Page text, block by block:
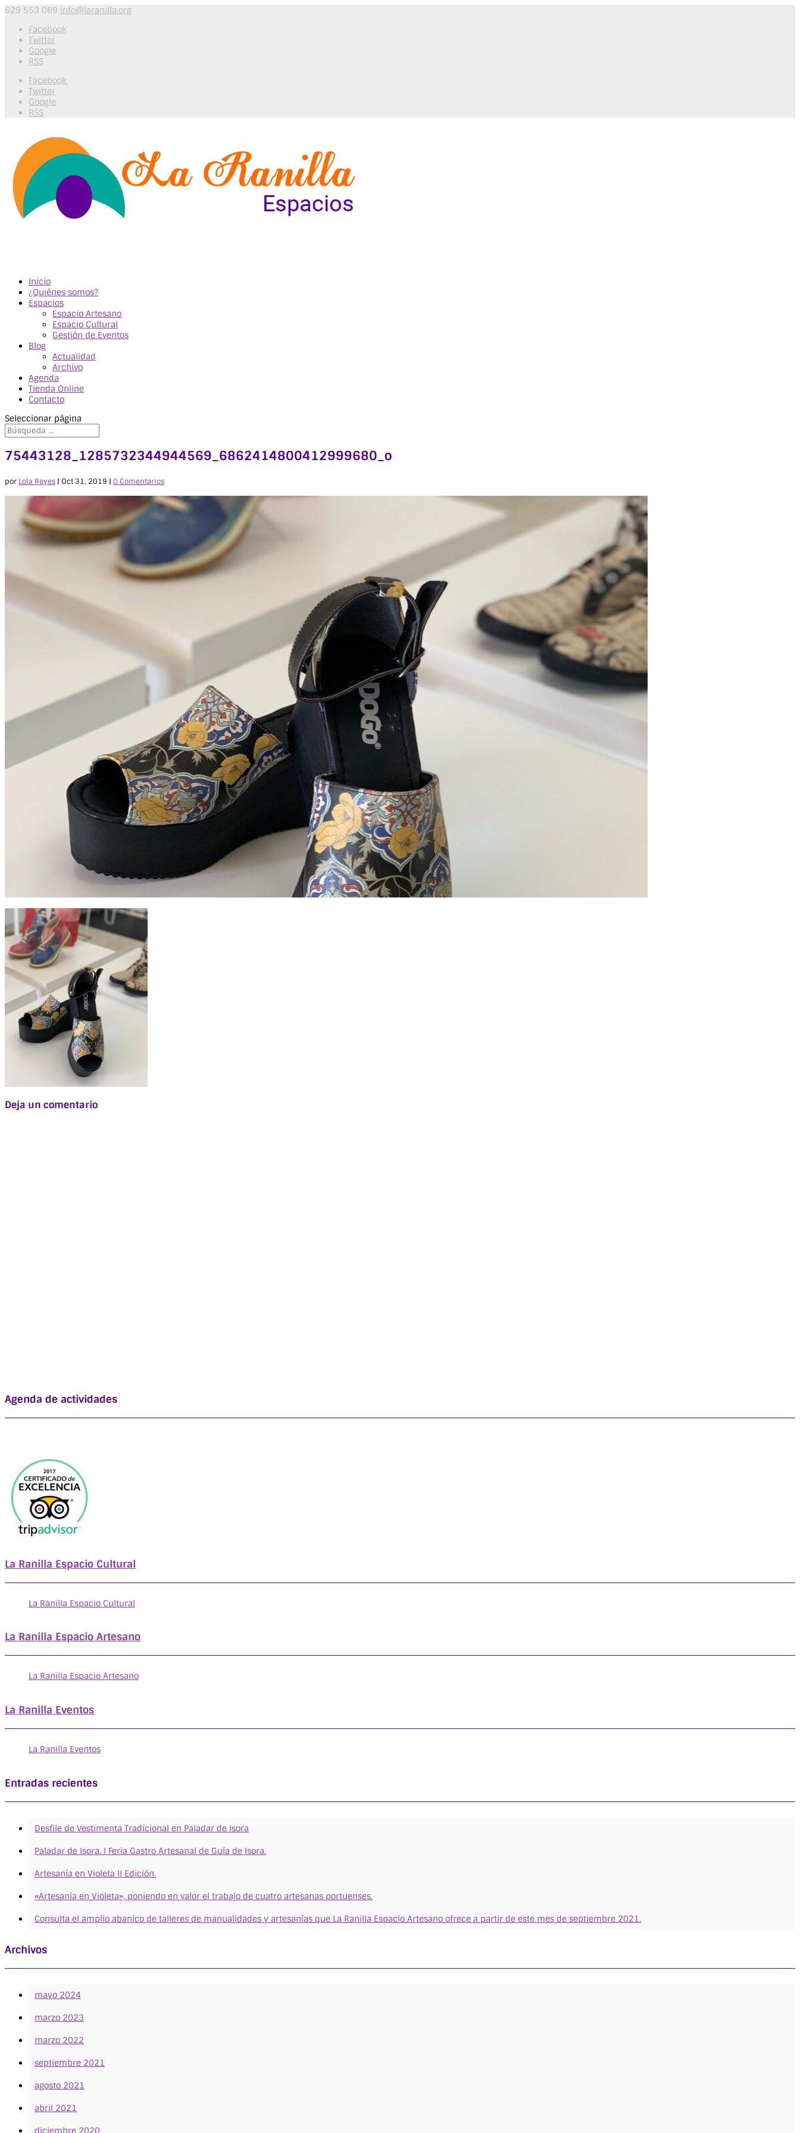
629 553 069 info@laranilla.org
Facebook
Twitter
Google
RSS
Facebook
Twitter
Google
RSS
Inicio
¿Quiénes somos?
Espacios
Espacio Artesano
Espacio Cultural
Gestión de Eventos
Blog
Actualidad
Archivo
Agenda
Tienda Online
Contacto
Seleccionar página
75443128_1285732344944569_6862414800412999680_o
por Lola Reyes | Oct 31, 2019 | 0 Comentarios
Deja un comentario
Agenda de actividades
La Ranilla Espacio Cultural
La Ranilla Espacio Cultural
La Ranilla Espacio Artesano
La Ranilla Espacio Artesano
La Ranilla Eventos
La Ranilla Eventos
Entradas recientes
Desfile de Vestimenta Tradicional en Paladar de Isora
Paladar de Isora. I Feria Gastro Artesanal de Guía de Isora.
Artesanía en Violeta II Edición.
«Artesanía en Violeta», poniendo en valor el trabajo de cuatro artesanas portuenses.
Consulta el amplio abanico de talleres de manualidades y artesanías que La Ranilla Espacio Artesano ofrece a partir de este mes de septiembre 2021.
Archivos
mayo 2024
marzo 2023
marzo 2022
septiembre 2021
agosto 2021
abril 2021
diciembre 2020